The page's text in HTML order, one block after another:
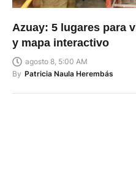
Azuay: 5 lugares para
y mapa interactivo
agosto 8, 5:00 AM
By Patricia Naula Herembás